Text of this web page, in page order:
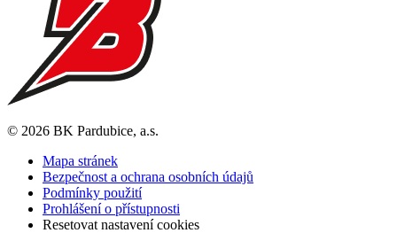
© 2026 BK Pardubice, a.s.
Mapa stránek
Bezpečnost a ochrana osobních údajů
Podmínky použití
Prohlášení o přístupnosti
Resetovat nastavení cookies